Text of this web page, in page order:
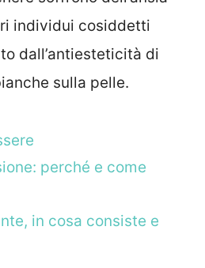
individui cosiddetti
dall’antiesteticità di
sulla pelle.
perché e come
in cosa consiste e